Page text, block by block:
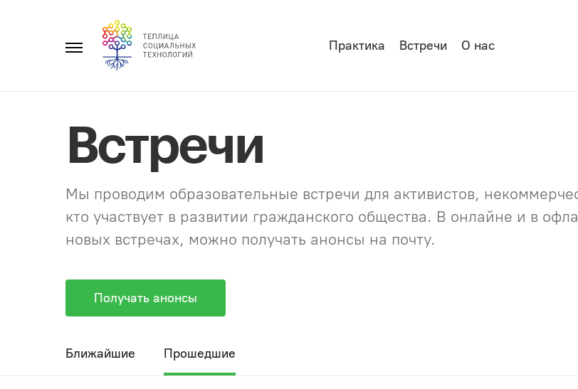
Главное
Практика Встречи О нас
Встречи
Мы проводим образовательные встречи для активистов,
кто участвует в развитии гражданского общества. В онлайне и в
новых встречах, можно получать анонсы на почту.
Получать анонсы
Ближайшие Прошедшие